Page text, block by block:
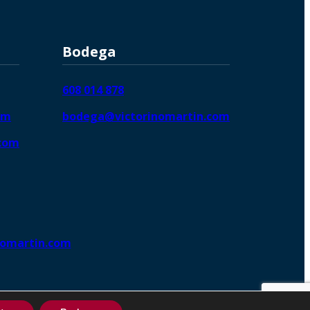
Bodega
608 014 878
bodega@victorinomartin.com
DigitalGrowthⓇ